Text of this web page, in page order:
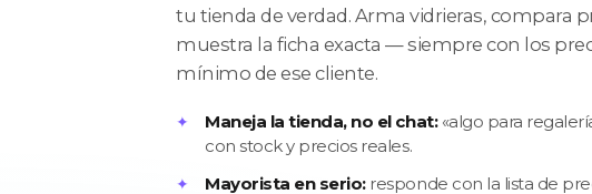
tu tienda de verdad. Arma vidrieras, compara
muestra la ficha exacta — siempre con los
mínimo de ese cliente.
Maneja la tienda, no el chat:«algo para
con stock y precios reales.
Mayorista en serio:responde con la lista de